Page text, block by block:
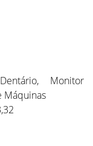
Monitor
Máquinas